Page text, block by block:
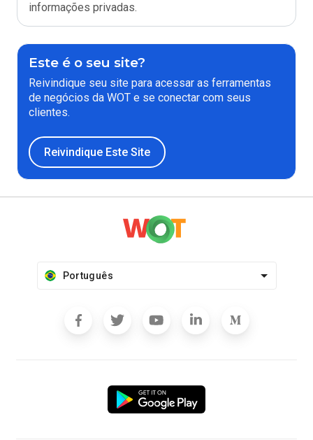
informações privadas.
Este é o seu site?
Reivindique seu site para acessar as ferramentas
de negócios da WOT e se conectar com seus
clientes.
Reivindique Este Site
Português